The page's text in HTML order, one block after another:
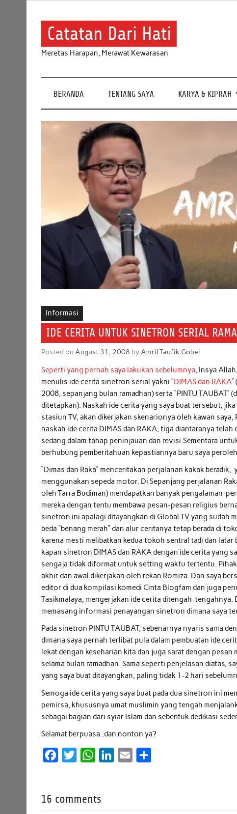
Catatan Dari Hati
Meretas Harapan, Merawat Kewarasan
BERANDA TENTANG SAYA KARYA & KIPRAH
Informasi
IDE CERITA UNTUK SINETRON SERIAL
Posted onAugust 31, 2008 byAmril Taufik Gobel
Seperti yang pernah saya lakukan sebelumnya, Insya
menulis ide cerita sinetron serial yakni“DIMAS dan RAKA”
2008, sepanjang bulan ramadhan) serta “PINTU
ditetapkan). Naskah ide cerita yang saya buat tersebut,
stasiun TV, akan dikerjakan skenarionya oleh kawan
naskah ide cerita DIMAS dan RAKA, tiga diantaranya
sedang dalam tahap peninjauan dan revisi.Sementara
berhubung pemberitahuan kepastiannya baru saya
“Dimas dan Raka” menceritakan perjalanan kakak
menggunakan sepeda motor. Di Sepanjang perjalanan
oleh Tarra Budiman) mendapatkan banyak pengalaman-
mereka dengan tentu membawa pesan-pesan religius
sinetron ini apalagi ditayangkan di Global TV yang sudah
beda “benang merah” dan alur ceritanya tetap berada di
karena mesti melibatkan kedua tokoh sentral tadi dan
kapan sinetron DIMAS dan RAKA dengan ide cerita yang
sengaja tidak diformat untuk setting waktu tertentu. Pihak
akhir dan awal dikerjakan oleh rekan Romiza. Dan saya
editor di dua kompilasi komedi Cinta Blogfam dan juga
Tasikmalaya, mengerjakan ide cerita ditengah-
memasang informasi penayangan sinetron dimana saya
Pada sinetron PINTU TAUBAT, sebenarnya nyaris sama
dimana saya pernah terlibat pula dalam pembuatan ide
lekat dengan keseharian kita dan juga sarat dengan
selama bulan ramadhan. Sama seperti penjelasan diatas,
yang saya buat ditayangkan, paling tidak 1-2 hari
Semoga ide cerita yang saya buat pada dua sinetron ini
pemirsa, khususnya umat muslimin yang tengah
sebagai bagian dari syiar Islam dan sebentuk dedikasi
Selamat berpuasa..dan nonton ya?
e
t
W
t
16 comments